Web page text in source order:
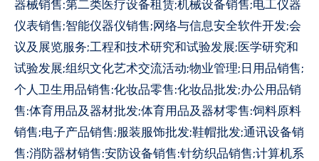
器械销售:第二类医疗设备租赁;机械设备销售;电工仪器
仪表销售;智能仪器仪销售;网络与信息安全软件开发;会
议及展览服务;工程和技术研究和试验发展;医学研究和
试验发展;组织文化艺术交流活动;物业管理;日用品销售;
个人卫生用品销售:化妆品零售:化妆品批发;办公用品销
售:体育用品及器材批发;体育用品及器材零售:饲料原料
销售;电子产品销售;服装服饰批发;鞋帽批发;通讯设备销
售:消防器材销售:安防设备销售:针纺织品销售;计算机系